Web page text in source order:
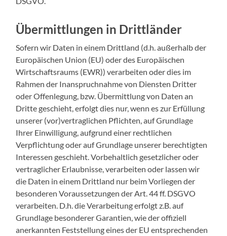
Übermittlungen in Drittländer
Sofern wir Daten in einem Drittland (d.h. außerhalb der
Europäischen Union (EU) oder des Europäischen
Wirtschaftsraums (EWR)) verarbeiten oder dies im
Rahmen der Inanspruchnahme von Diensten Dritter
oder Offenlegung, bzw. Übermittlung von Daten an
Dritte geschieht, erfolgt dies nur, wenn es zur Erfüllung
unserer (vor)vertraglichen Pflichten, auf Grundlage
Ihrer Einwilligung, aufgrund einer rechtlichen
Verpflichtung oder auf Grundlage unserer berechtigten
Interessen geschieht. Vorbehaltlich gesetzlicher oder
vertraglicher Erlaubnisse, verarbeiten oder lassen wir
die Daten in einem Drittland nur beim Vorliegen der
besonderen Voraussetzungen der Art. 44 ff. DSGVO
verarbeiten. D.h. die Verarbeitung erfolgt z.B. auf
Grundlage besonderer Garantien, wie der offiziell
anerkannten Feststellung eines der EU entsprechenden